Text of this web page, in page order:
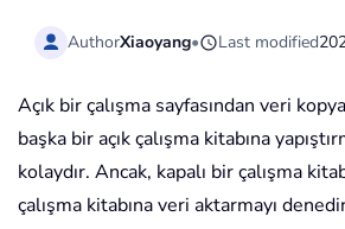
AuthorXiaoyang• Last modified
Açık bir çalışma sayfasından veri
başka bir açık çalışma kitabına
kolaydır. Ancak, kapalı bir çalışma
çalışma kitabına veri aktarmayı